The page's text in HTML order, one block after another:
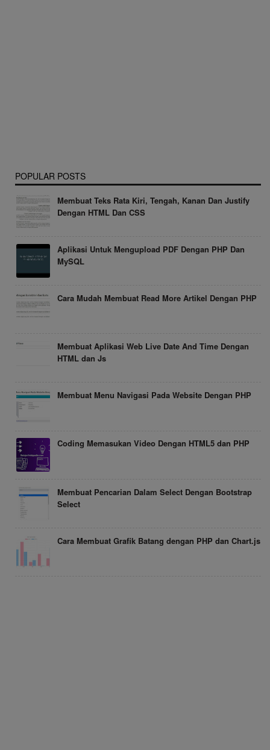
POPULAR POSTS
Membuat Teks Rata Kiri, Tengah, Kanan Dan Justify
Dengan HTML Dan CSS
Aplikasi Untuk Mengupload PDF Dengan PHP Dan
MySQL
Cara Mudah Membuat Read More Artikel Dengan PHP
Membuat Aplikasi Web Live Date And Time Dengan
HTML dan Js
Membuat Menu Navigasi Pada Website Dengan PHP
Coding Memasukan Video Dengan HTML5 dan PHP
Membuat Pencarian Dalam Select Dengan Bootstrap
Select
Cara Membuat Grafik Batang dengan PHP dan Chart.js